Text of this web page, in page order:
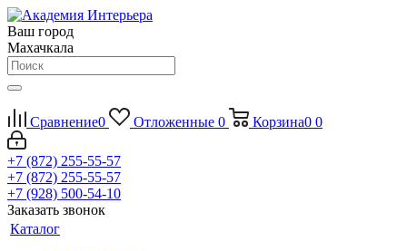
Ваш город
Махачкала
Сравнение0 Отложенные 0 Корзина0 0
+7 (872) 255-55-57
+7 (872) 255-55-57
+7 (928) 500-54-10
Заказать звонок
Каталог